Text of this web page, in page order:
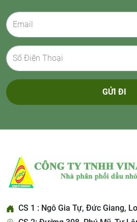
GỬI ĐI
CS 1 : Ngô Gia Tự, Đức Giang,